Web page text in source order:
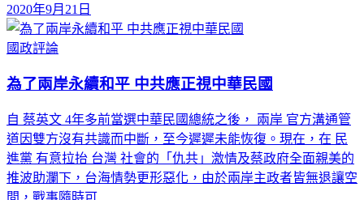
2020年9月21日
國政評論
為了兩岸永續和平 中共應正視中華民國
自 蔡英文 4年多前當選中華民國總統之後， 兩岸 官方溝通管
道因雙方沒有共識而中斷，至今遲遲未能恢復。現在，在 民
進黨 有意拉抬 台灣 社會的「仇共」激情及蔡政府全面親美的
推波助瀾下，台海情勢更形惡化，由於兩岸主政者皆無退讓空
間，戰事隨時可